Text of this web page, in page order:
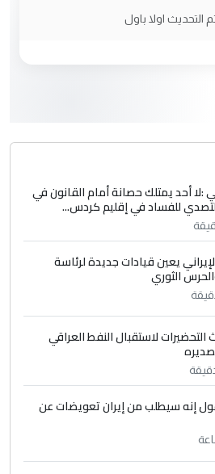
الماء للاهوار وفاضت
إجراءات لتمكين ضحايا
(وثيقة)
الماء للاهوار وفاضت
إجراءات لتمكين ضحايا
(وثيقة)
5
الماء للاهوار وفاضت
التحديث اولا باول
:لا أحد يمتلك حصانة أمام القانون في
للفساد في إقليم كردس...
يعين قيادات جديدة لرئاسة
الثوري
التحضيرات لاستقبال النفط العراقي
إنه سيطلب من إيران تعويضات عن